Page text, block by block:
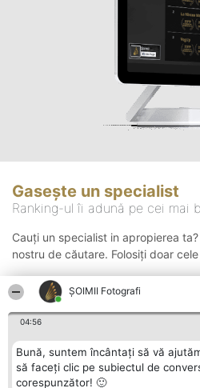
ȘOIMII Fotografi
04:56
Bună, suntem încântați să vă
să faceți clic pe subiectul de
corespunzător! 🙂
Gasește un specialist
Ranking-ul îi adună pe cei mai
Cauți un specialist in apropierea
nostru de căutare. Folosiți doar